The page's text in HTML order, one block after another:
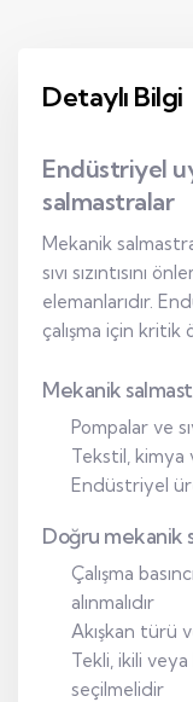
Detaylı Bilgi
Endüstriyel
salmastralar
Mekanik
sıvı sızıntısını
elemanlarıdır.
çalışma için kritik
Mekanik
Pompalar ve
Tekstil, kimya
Endüstriyel
Doğru mekanik
Çalışma
alınmalıdır
Akışkan türü
Tekli, ikili
seçilmelidir